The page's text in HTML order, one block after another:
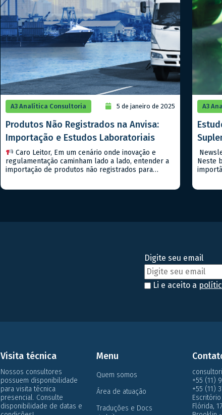
A3 Analítica Consultoria 5 de janeiro de 2025
Produtos Não Registrados na Anvisa:
Importação e Estudos Laboratoriais
Caro Leitor, Em um cenário onde inovação e
regulamentação caminham lado a lado, entender a
importação de produtos não registrados para
A3
Neste
Digite seu email
Li e aceito a
Visita técnica
Nossos consultores
possuem disponibilidade
para visita técnica
presencial. Consulte
disponibilidade de datas e
Menu
Quem somos
Área de atuação
Traduções e Docs
+55 (11)
+55 (11)
Escritório
Flórida,